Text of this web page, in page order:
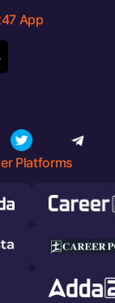
App
Platforms